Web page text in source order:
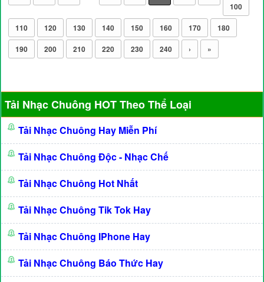
100
110
120 130 140 150 160 170
180
190
200 210 220 230 240 › »
Tải Nhạc Chuông HOT Theo Thể Loại
Tải Nhạc Chuông Hay Miễn Phí
Tải Nhạc Chuông Độc - Nhạc Chế
Tải Nhạc Chuông Hot Nhất
Tải Nhạc Chuông Tik Tok Hay
Tải Nhạc Chuông IPhone Hay
Tải Nhạc Chuông Báo Thức Hay